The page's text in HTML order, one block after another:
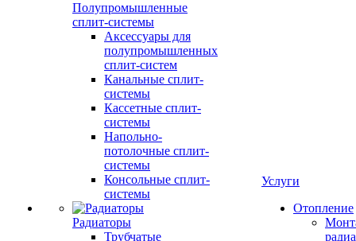
Полупромышленные
сплит-системы
Аксессуары для
полупромышленных
сплит-систем
Канальные сплит-
системы
Кассетные сплит-
системы
Напольно-
потолочные сплит-
системы
Консольные сплит-
системы
Радиаторы
Трубчатые
Услуги
Отопление